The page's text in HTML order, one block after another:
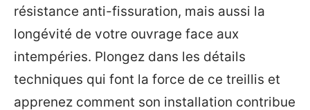
résistance anti-fissuration, mais aussi la
longévité de votre ouvrage face aux
intempéries. Plongez dans les détails
techniques qui font la force de ce treillis et
apprenez comment son installation contribue